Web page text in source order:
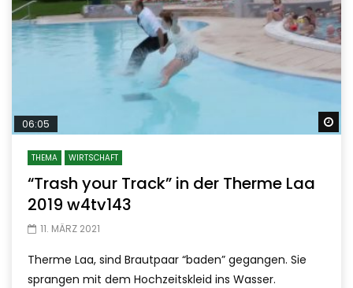
06:05
THEMA WIRTSCHAFT
“Trash your Track” in der Therme Laa
2019 w4tv143
11. MÄRZ 2021
Therme Laa, sind Brautpaar “baden” gegangen. Sie
sprangen mit dem Hochzeitskleid ins Wasser.